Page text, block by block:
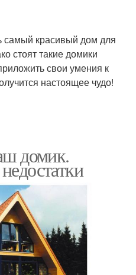
самый красивый дом для
стоят такие домики
свои умения к
настоящее чудо!
домик.